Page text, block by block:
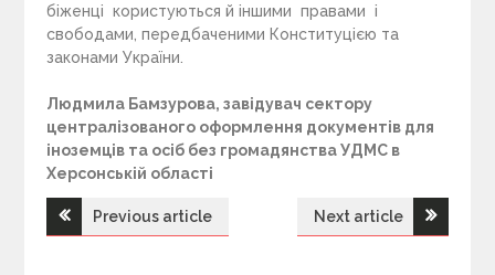
біженці користуються й іншими правами і
свободами, передбаченими Конституцією та
законами України.
Людмила Бамзурова, завідувач сектору
централізованого оформлення документів для
іноземців та осіб без громадянства УДМС в
Херсонській області
Н
Previous article Next article